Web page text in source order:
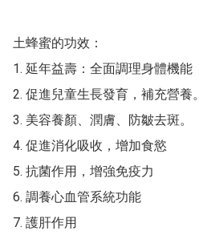
土蜂蜜的功效：
1. 延年益壽：全面調理身體機能
2. 促進兒童生長發育，補充營養。
3. 美容養顏、潤膚、防皺去斑。
4. 促進消化吸收，增加食慾
5. 抗菌作用，增強免疫力
6. 調養心血管系統功能
7. 護肝作用